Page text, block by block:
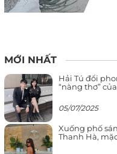
MỚI NHẤT
Hải Tú đổi
“nàng thơ”
05/07/2025
Xuống phố
Thanh Hà,